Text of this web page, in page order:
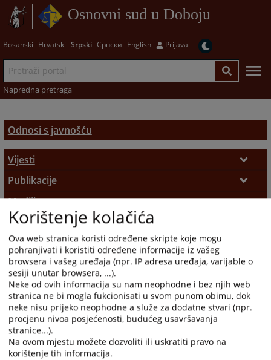
Osnovni sud u Doboju
Bosanski Hrvatski Srpski Српски English Prijava
Napredna pretraga
Odnosi s javnošću
Vijesti
Aktuelnosti
Publikacije
Promotivni materijali
Zakon o slobodi pristupa informacijama
Mediji
Osoba za odnose s javnošću
Zahtjevi za medijska obraćanja
Korištenje kolačića
Ova web stranica koristi određene skripte koje mogu
pohranjivati i koristiti određene informacije iz vašeg
browsera i vašeg uređaja (npr. IP adresa uređaja, varijable o
sesiji unutar browsera, ...).
Neke od ovih informacija su nam neophodne i bez njih web
stranica ne bi mogla fukcionisati u svom punom obimu, dok
neke nisu prijeko neophodne a služe za dodatne stvari (npr.
procjenu nivoa posjećenosti, budućeg usavršavanja
stranice...).
Na ovom mjestu možete dozvoliti ili uskratiti pravo na
korištenje tih informacija.